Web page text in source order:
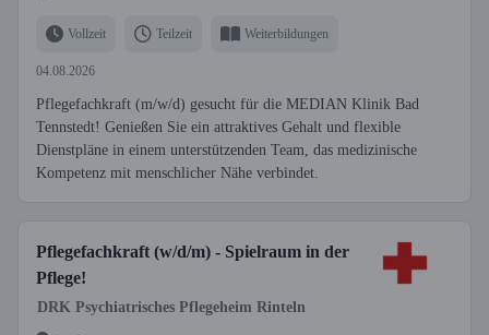
Vollzeit Teilzeit Weiterbildungen
04.08.2026
Pflegefachkraft (m/w/d) gesucht für die MEDIAN Klinik Bad
Tennstedt! Genießen Sie ein attraktives Gehalt und flexible
Dienstpläne in einem unterstützenden Team, das medizinische
Kompetenz mit menschlicher Nähe verbindet.
Pflegefachkraft (w/d/m) - Spielraum in der
Pflege!
DRK Psychiatrisches Pflegeheim Rinteln